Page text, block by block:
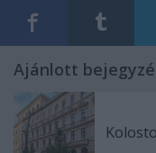
Ajánlott